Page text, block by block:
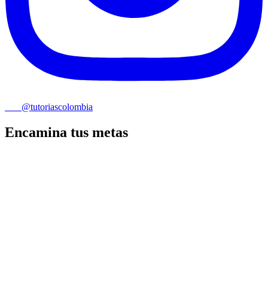
@tutoriascolombia
Encamina tus metas